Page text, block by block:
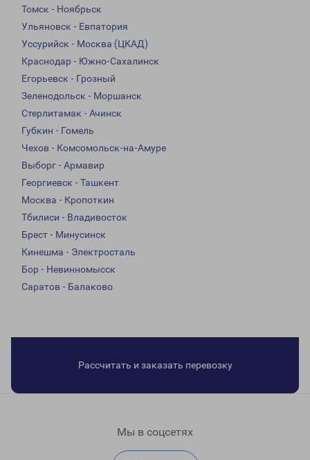
Томск - Ноябрьск
Ульяновск - Евпатория
Уссурийск - Москва (ЦКАД)
Краснодар - Южно-Сахалинск
Егорьевск - Грозный
Зеленодольск - Моршанск
Стерлитамак - Ачинск
Губкин - Гомель
Чехов - Комсомольск-на-Амуре
Выборг - Армавир
Георгиевск - Ташкент
Москва - Кропоткин
Тбилиси - Владивосток
Брест - Минусинск
Кинешма - Электросталь
Бор - Невинномысск
Саратов - Балаково
Рассчитать и заказать перевозку
Мы в соцсетях